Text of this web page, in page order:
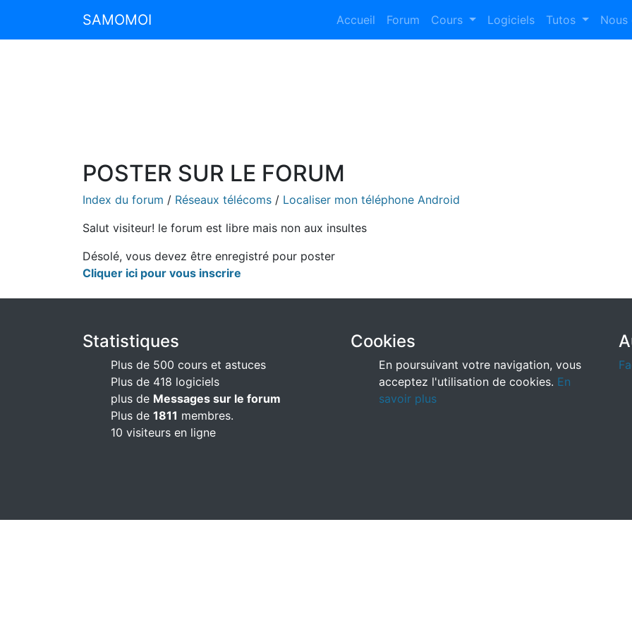
SAMOMOI Accueil Forum Cours Logiciels Tutos
POSTER SUR LE FORUM
Index du forum / Réseaux télécoms / Localiser mon téléphone Android
Salut visiteur! le forum est libre mais non aux insultes
Désolé, vous devez être enregistré pour poster
Cliquer ici pour vous inscrire
Statistiques
Plus de 500 cours et astuces
Plus de 418 logiciels
plus de Messages sur le forum
Plus de 1811 membres.
10 visiteurs en ligne
Cookies
En poursuivant votre navigation, vous
acceptez l'utilisation de cookies. En
savoir plus